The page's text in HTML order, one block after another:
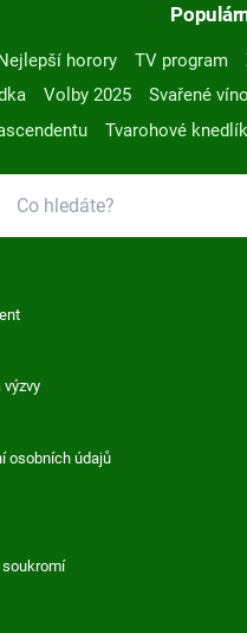
horory TV program
Volby 2025 Svařené víno
Tvarohové
výzvy
osobních údajů